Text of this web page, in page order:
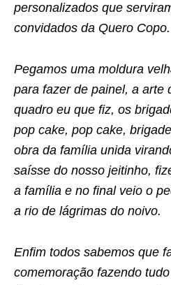
personalizados que
convidados da Quero Copo.
Pegamos uma moldura
para fazer de painel, a arte
quadro eu que fiz, os
pop cake, pop cake,
obra da família unida
saísse do nosso jeitinho,
a família e no final veio o
a rio de lágrimas do noivo.
Enfim todos sabemos que
comemoração fazendo